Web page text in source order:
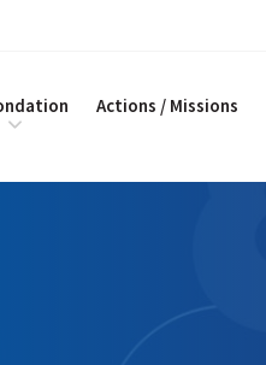
Actions / Missions